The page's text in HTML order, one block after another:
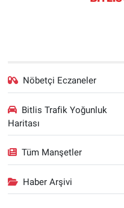
Nöbetçi Eczaneler
Bitlis Trafik Yoğunluk
Haritası
Tüm Manşetler
Haber Arşivi